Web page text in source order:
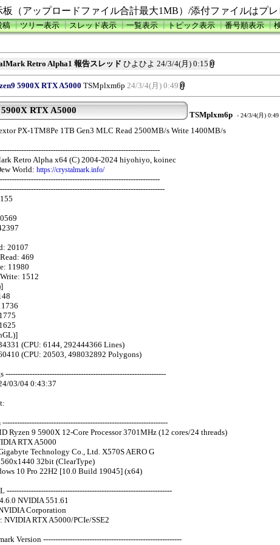
板（アップロードファイル合計最大1MB）/添付ファイルはプ
稿┃ツリー表示┃スレッド表示┃一覧表示┃トピック表示┃番号順表示┃
Retro Alpha1 報告スレッド ひよひよ 24/3/4(月) 0:15
5900X RTX A5000 TSMplxm6p 24/3/4(月) 0:49
RTX A5000 TSMplxm6p - 24/3/4(月) 0:49
PX-1TM8Pe 1TB Gen3 MLC Read 2500MB/s Write 1400MB/s
Retro Alpha x64 (C) 2004-2024 hiyohiyo, koinec
World: https://crystalmark.info/
20107
469
11980
1512
(CPU: 6144, 292444366 Lines)
(CPU: 20503, 498032892 Polygons)
------------------------------------------------------------------
03/04 0:43:37
--------------------------------------------------------------------
Ryzen 9 5900X 12-Core Processor 3701MHz (12 cores/24 threads)
RTX A5000
Technology Co., Ltd. X570S AERO G
32bit (ClearType)
10 Pro 22H2 [10.0 Build 19045] (x64)
--------------------------------------------------------------------
NVIDIA 551.61
Corporation
NVIDIA RTX A5000/PCIe/SSE2
Version ---------------------------------------------------------